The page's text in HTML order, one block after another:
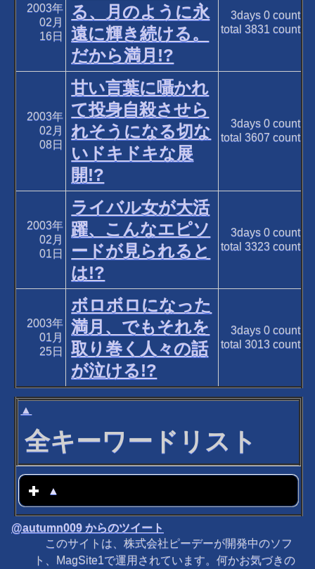
2003年
02月
16日
る、月のように永
遠に輝き続ける。
だから満月!?
3days 0count
total 3831 count
2003年
02月
08日
甘い言葉に囁かれ
て投身自殺させら
れそうになる切な
いドキドキな展
開!?
3days 0count
total 3607 count
2003年
02月
01日
ライバル女が大活
躍、こんなエピソ
ードが見られると
は!?
3days 0count
total 3323count
2003年
01月
25日
ボロボロになった
満月、でもそれを
取り巻く人々の話
が泣ける!?
3days 0count
total 3013count
▲
全キーワードリスト
▲
@autumn009 からのツイート
このサイトは、株式会社ピーデーが開発中のソフ
ト、MagSite1で運用されています。何かお気づきの